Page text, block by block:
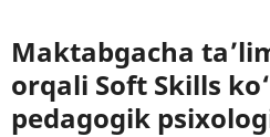
Maktabgacha
orqali Soft Skills
pedagogik